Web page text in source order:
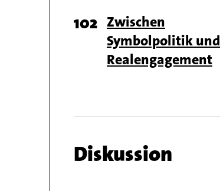
Page
number
102 Titel
Zwischen
Symbolpolitik und
Realengagement
Chapter
name
Diskussion